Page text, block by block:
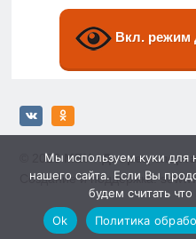
Вкл. режим
© 2026 МБУ «Дворец
Создание и поддержка:
Мы используем куки для
нашего сайта. Если Вы
будем считать
Ok
Политика